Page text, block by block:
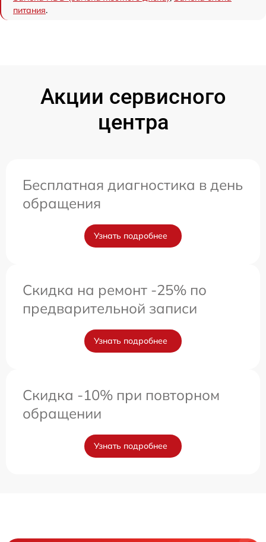
питания.
Акции сервисного
центра
Бесплатная диагностика в день
обращения
Узнать подробнее
Скидка на ремонт -25% по
предварительной записи
Узнать подробнее
Скидка -10% при повторном
обращении
Узнать подробнее